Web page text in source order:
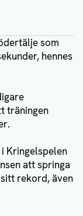
som
hennes
träningen
Kringelspelen
att springa
rekord, även